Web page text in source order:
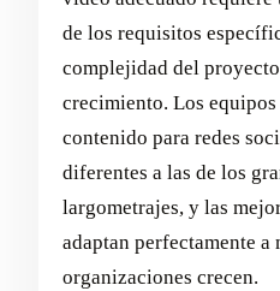
de los requisitos
complejidad del
crecimiento. Los
contenido para redes
diferentes a las de los
largometrajes, y las
adaptan perfectamente a
organizaciones crecen.